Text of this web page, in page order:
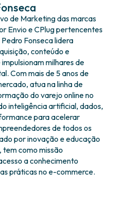
de Marketing das marcas
Envio e CPlug pertencentes
Fonseca lidera
conteúdo e
milhares de
Com mais de 5 anos de
atua na linha de
do varejo online no
inteligência artificial, dados,
para acelerar
de todos os
por inovação e educação
como missão
a conhecimento
práticas no e-commerce.